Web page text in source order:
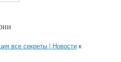
все секреты | Новостик